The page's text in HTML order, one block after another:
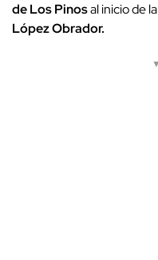
de Los Pinosal inicio de
López Obrador.